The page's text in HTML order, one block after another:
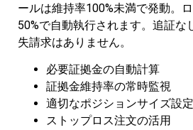
ールは維持率100%未満で発動。
50%で自動執行されます。追証な
失請求はありません。
必要証拠金の自動計算
証拠金維持率の常時監視
適切なポジションサイズ設定
ストップロス注文の活用